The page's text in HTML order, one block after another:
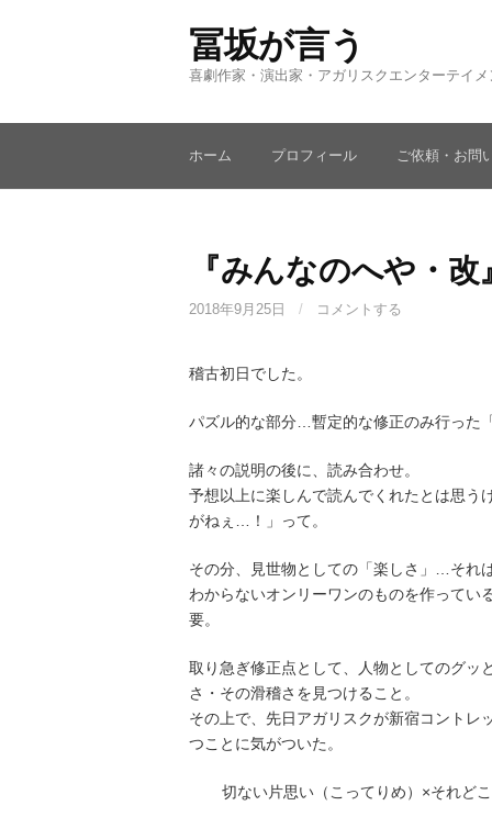
キ
冨坂が言う
喜劇作家・演出家・アガリスクエンターテイ
ホーム プロフィール ご依頼・お問
『みんなのへや・
2018年9月25日 / コメントする
稽古初日でした。
パズル的な部分…暫定的な修正のみ行った
諸々の説明の後に、読み合わせ。
予想以上に楽しんで読んでくれたとは思
がねぇ…！」って。
その分、見世物としての「楽しさ」…それ
わからないオンリーワンのものを作って
要。
取り急ぎ修正点として、人物としてのグッ
さ・その滑稽さを見つけること。
その上で、先日アガリスクが新宿コントレ
つことに気がついた。
切ない片思い（こってりめ）×それど